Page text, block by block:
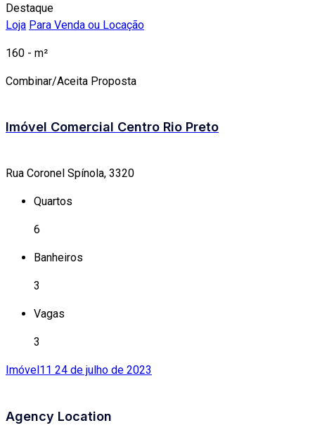
Destaque
Loja Para Venda ou Locação
160 - m²
Combinar/Aceita Proposta
Imóvel Comercial Centro Rio Preto
Rua Coronel Spínola, 3320
Quartos
6
Banheiros
3
Vagas
3
Imóvel11 24 de julho de 2023
Agency Location